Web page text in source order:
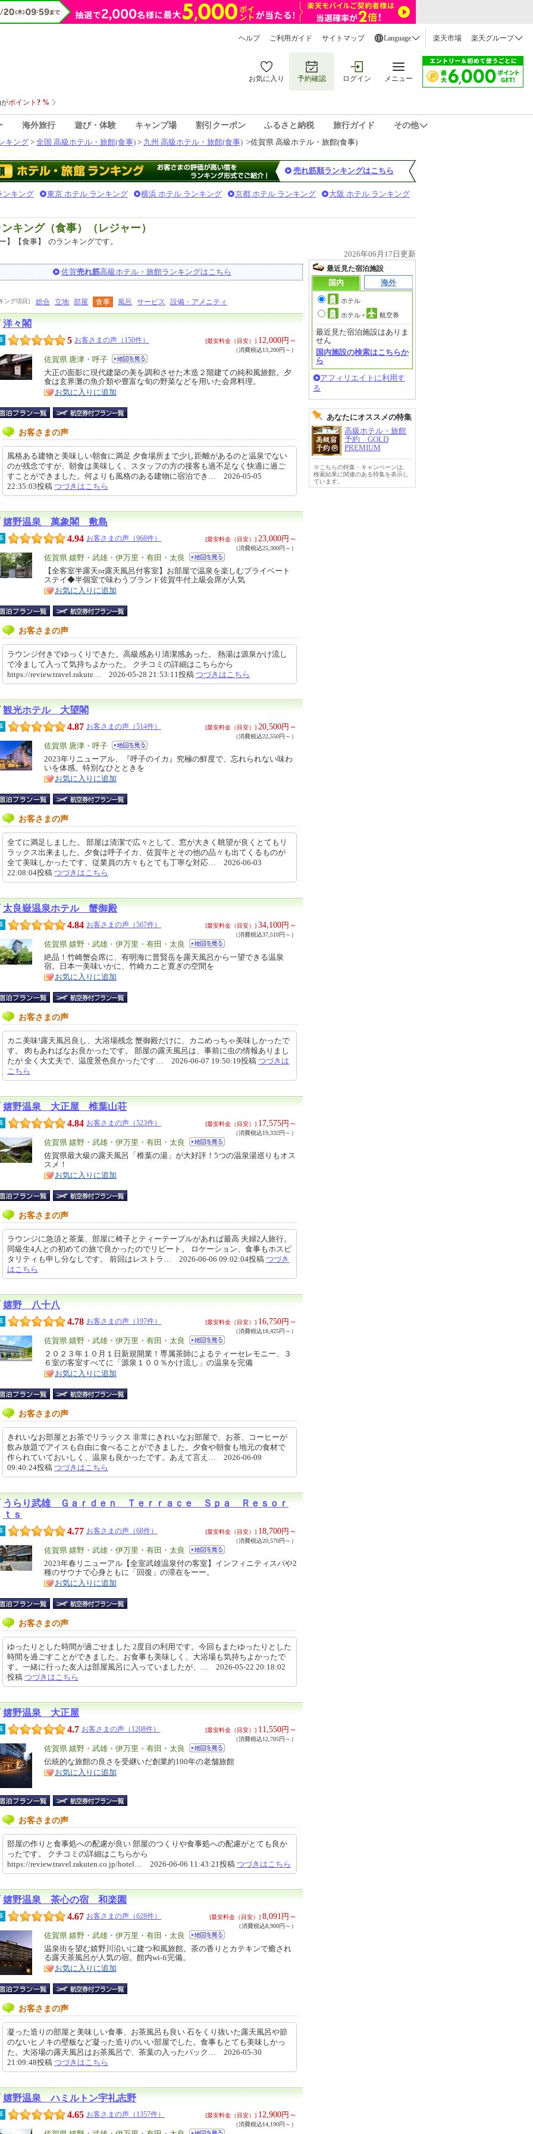
ヘルプ ご利用ガイド サイトマップ Language 楽天市場 楽天グループ
お気に入り 予約確認 ログイン メニュー
海外旅行 遊び・体験 キャンプ場 割引クーポン ふるさと納税 旅行ガイド
その他
キング > 全国 高級ホテル・旅館(食事) > 九州 高級ホテル・旅館(食事) >佐賀県 高級ホテル・旅館(食事)
売れ筋順ランキングはこちら
ンキング 東京 ホテル ランキング 横浜 ホテル ランキング 京都 ホテル ランキング 大阪 ホテル ランキング
キング（食事）（レジャー）
】【食事】
のランキングです。
2026年06月17日更新
佐賀売れ筋高級ホテル・旅館ランキングはこちら
ング項目] 総合 立地 部屋 食事 風呂 サービス 設備・アメニティ
洋々閣
5 お客さまの声（150件） [最安料金（目安）] 12,000円～
（消費税込13,200円～）
エ
リ
ア
佐賀県 唐津・呼子
特
徴
大正の面影に現代建築の美を調和させた木造２階建ての純和風旅館。夕
食は玄界灘の魚介類や豊富な旬の野菜などを用いた会席料理。
お気に入りに追加
お客さまの声
風格ある建物と美味しい朝食に満足 夕食場所まで少し距離があるのと温泉でない
のが残念ですが、朝食は美味しく、スタッフの方の接客も過不足なく快適に過ご
すことができました。何よりも風格のある建物に宿泊でき… 2026-05-05
22:35:03投稿 つづきはこちら
嬉野温泉 萬象閣 敷島
4.94 お客さまの声（968件） [最安料金（目安）] 23,000円～
（消費税込25,300円～）
エ
リ
ア
佐賀県 嬉野・武雄・伊万里・有田・太良
特
徴
【全客室半露天or露天風呂付客室】お部屋で温泉を楽しむプライベート
ステイ◆半個室で味わうブランド佐賀牛付上級会席が人気
お気に入りに追加
お客さまの声
ラウンジ付きでゆっくりできた。高級感あり清潔感あった。 熱湯は源泉かけ流し
で冷まして入って気持ちよかった。 クチコミの詳細はこちらから
https://review.travel.rakute… 2026-05-28 21:53:11投稿 つづきはこちら
観光ホテル 大望閣
4.87 お客さまの声（514件） [最安料金（目安）] 20,500円～
（消費税込22,550円～）
エ
リ
ア
佐賀県 唐津・呼子
特
徴
2023年リニューアル、『呼子のイカ』究極の鮮度で、忘れられない味わ
いを体感。特別なひとときを
お気に入りに追加
お客さまの声
全てに満足しました。 部屋は清潔で広々として、窓が大きく眺望が良くとてもリ
ラックス出来ました。夕食は呼子イカ、佐賀牛とその他の品々も出てくるものが
全て美味しかったです。従業員の方々もとても丁寧な対応… 2026-06-03
22:08:04投稿 つづきはこちら
太良嶽温泉ホテル 蟹御殿
4.84 お客さまの声（567件） [最安料金（目安）] 34,100円～
（消費税込37,510円～）
エ
リ
ア
佐賀県 嬉野・武雄・伊万里・有田・太良
特
徴
絶品！竹崎蟹会席に、有明海に普賢岳を露天風呂から一望できる温泉
宿。日本一美味いかに、竹崎カニと寛ぎの空間を
お気に入りに追加
お客さまの声
カニ美味!露天風呂良し、大浴場残念 蟹御殿だけに、カニめっちゃ美味しかったで
す。 肉もあればなお良かったです。 部屋の露天風呂は、事前に虫の情報ありまし
たが 全く大丈夫で、温度景色良かったです… 2026-06-07 19:50:19投稿 つづきは
こちら
嬉野温泉 大正屋 椎葉山荘
4.84 お客さまの声（523件） [最安料金（目安）] 17,575円～
（消費税込19,332円～）
エ
リ
ア
佐賀県 嬉野・武雄・伊万里・有田・太良
特
徴
佐賀県最大級の露天風呂「椎葉の湯」が大好評！5つの温泉湯巡りもオス
スメ！
お気に入りに追加
お客さまの声
ラウンジに急須と茶葉、部屋に椅子とティーテーブルがあれば最高 夫婦2人旅行。
同級生4人との初めての旅で良かったのでリピート。 ロケーション、食事もホスピ
タリティも申し分なしです。 前回はレストラ… 2026-06-06 09:02:04投稿 つづき
はこちら
嬉野 八十八
4.78 お客さまの声（197件） [最安料金（目安）] 16,750円～
（消費税込18,425円～）
エ
リ
ア
佐賀県 嬉野・武雄・伊万里・有田・太良
特
徴
２０２３年１０月１日新規開業！専属茶師によるティーセレモニー、３
６室の客室すべてに「源泉１００％かけ流し」の温泉を完備
お気に入りに追加
お客さまの声
きれいなお部屋とお茶でリラックス 非常にきれいなお部屋で、お茶、コーヒーが
飲み放題でアイスも自由に食べることができました。夕食や朝食も地元の食材で
作られていておいしく、温泉も良かったです。あえて言え… 2026-06-09
09:40:24投稿 つづきはこちら
うらり武雄 Ｇａｒｄｅｎ Ｔｅｒｒａｃｅ Ｓｐａ Ｒｅｓｏｒ
ｔｓ
4.77 お客さまの声（68件） [最安料金（目安）] 18,700円～
（消費税込20,570円～）
エ
リ
ア
佐賀県 嬉野・武雄・伊万里・有田・太良
特
徴
2023年春リニューアル【全室武雄温泉付の客室】インフィニティスパや2
種のサウナで心身ともに「回復」の滞在をーー。
お気に入りに追加
お客さまの声
ゆったりとした時間が過ごせました 2度目の利用です。今回もまたゆったりとした
時間を過ごすことができました。お食事も美味しく、大浴場も気持ちよかったで
す。一緒に行った友人は部屋風呂に入っていましたが、… 2026-05-22 20:18:02
投稿 つづきはこちら
嬉野温泉 大正屋
4.7 お客さまの声（1208件） [最安料金（目安）] 11,550円～
（消費税込12,705円～）
エ
リ
ア
佐賀県 嬉野・武雄・伊万里・有田・太良
特
徴
伝統的な旅館の良さを受継いだ創業約100年の老舗旅館
お気に入りに追加
お客さまの声
部屋の作りと食事処への配慮が良い 部屋のつくりや食事処への配慮がとても良か
ったです。 クチコミの詳細はこちらから
https://review.travel.rakuten.co.jp/hotel… 2026-06-06 11:43:21投稿 つづきはこちら
嬉野温泉 茶心の宿 和楽園
4.67 お客さまの声（628件） [最安料金（目安）] 8,091 円～
（消費税込8,900円～）
エ
リ
ア
佐賀県 嬉野・武雄・伊万里・有田・太良
特
徴
温泉街を望む嬉野川沿いに建つ和風旅館。茶の香りとカテキンで癒され
る露天茶風呂が人気の宿。館内wi-fi完備。
お気に入りに追加
お客さまの声
凝った造りの部屋と美味しい食事、お茶風呂も良い 石をくり抜いた露天風呂や節
のないヒノキの壁板など凝った造りのいい部屋でした。食事もとても美味しかっ
た。大浴場の露天風呂はお茶風呂で、茶葉の入ったパック… 2026-05-30
21:09:48投稿 つづきはこちら
嬉野温泉 ハミルトン宇礼志野
4.65 お客さまの声（1357件） [最安料金（目安）] 12,900円～
（消費税込14,190円～）
最近見た宿泊施設
国内
海外
ホテル
ホテル+ 航空券
最近見た宿泊施設はありま
せん
国内施設の検索はこちらか
ら
アフィリエイトに利用す
る
あなたにオススメの特集
高級ホテル・旅館
予約 GOLD
PREMIUM
※こちらの特集・キャンペーンは、
検索結果に関連のある特集を表示し
ています。